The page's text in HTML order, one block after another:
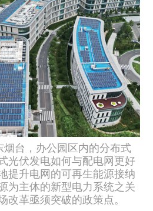
台，办公园区内的分布式
光伏发电如何与配电网更好
提升电网的可再生能源接纳
为主体的新型电力系统之关
改革亟须突破的政策点。